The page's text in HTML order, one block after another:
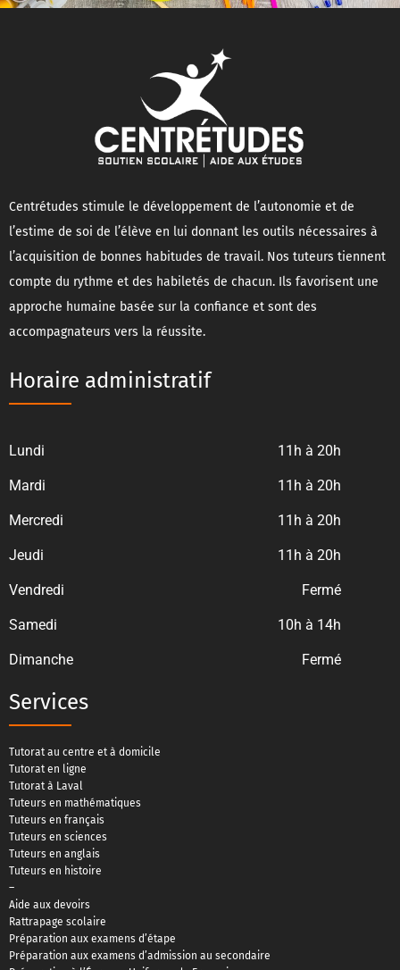
Centrétudes stimule le développement de l’autonomie et de
l’estime de soi de l’élève en lui donnant les outils nécessaires à
l’acquisition de bonnes habitudes de travail. Nos tuteurs tiennent
compte du rythme et des habiletés de chacun. Ils favorisent une
approche humaine basée sur la confiance et sont des
accompagnateurs vers la réussite.
Horaire administratif
Lundi 11h à 20h
Mardi 11h à 20h
Mercredi 11h à 20h
Jeudi 11h à 20h
Vendredi Fermé
Samedi 10h à 14h
Dimanche Fermé
Services
Tutorat au centre et à domicile
Tutorat en ligne
Tutorat à Laval
Tuteurs en mathématiques
Tuteurs en français
Tuteurs en sciences
Tuteurs en anglais
Tuteurs en histoire
–
Aide aux devoirs
Rattrapage scolaire
Préparation aux examens d’étape
Préparation aux examens d’admission au secondaire